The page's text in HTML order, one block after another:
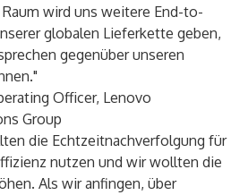
wird uns weitere End-to-
globalen Lieferkette geben,
gegenüber unseren
Officer, Lenovo
Group
die Echtzeitnachverfolgung für
nutzen und wir wollten die
Als wir anfingen, über